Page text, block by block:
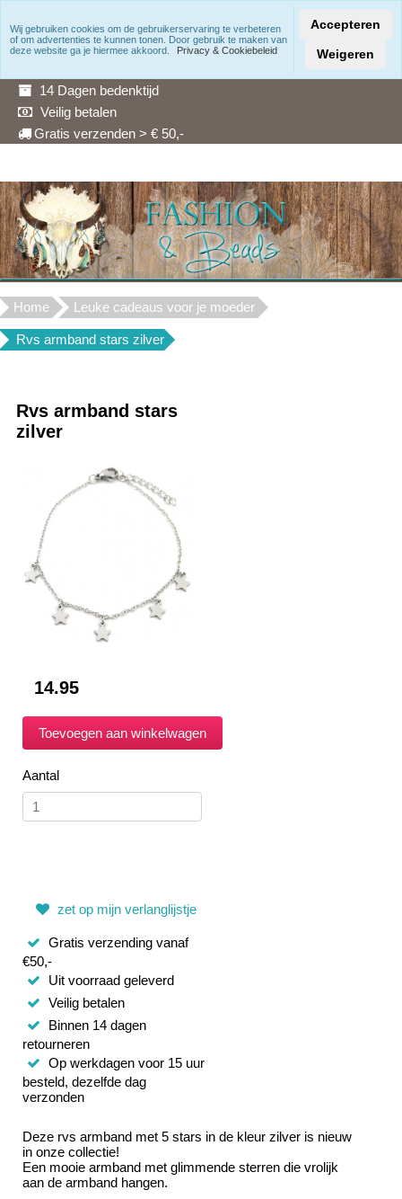
Snelle levering
14 Dagen bedenktijd
Veilig betalen
Gratis verzenden > € 50,-
Home Leuke cadeaus voor je moeder
Rvs armband stars zilver
Rvs armband stars
zilver
14.95
Aantal
zet op mijn verlanglijstje
Gratis verzending vanaf
€50,-
Uit voorraad geleverd
Veilig betalen
Binnen 14 dagen
retourneren
Op werkdagen voor 15 uur
besteld, dezelfde dag
verzonden
Deze rvs armband met 5 stars in de kleur zilver is nieuw
in onze collectie!
Een mooie armband met glimmende sterren die vrolijk
aan de armband hangen.
Wij gebruiken cookies om de gebruikerservaring te verbeteren
of om advertenties te kunnen tonen. Door gebruik te maken van
deze website ga je hiermee akkoord.
Privacy & Cookiebeleid
Accepteren
Weigeren